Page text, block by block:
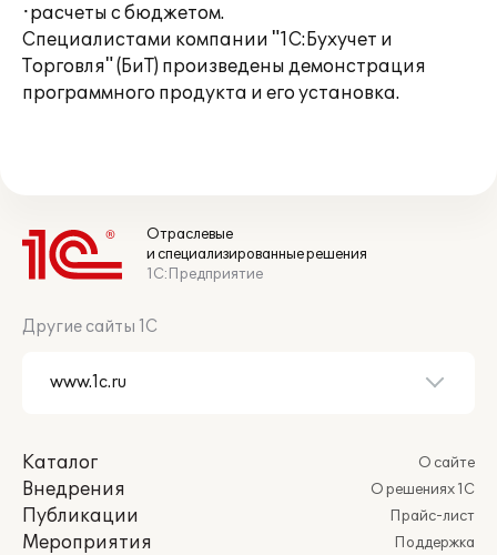
·расчеты с бюджетом.
Специалистами компании "1С:Бухучет и
Торговля" (БиТ) произведены демонстрация
программного продукта и его установка.
Отраслевые
и специализированные решения
1С:Предприятие
Другие сайты 1С
Каталог
Внедрения
Публикации
Мероприятия
О сайте
О решениях 1С
Прайс-лист
Поддержка